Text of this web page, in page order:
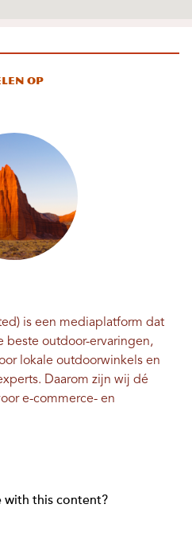
op
is een mediaplatform dat
beste outdoor-ervaringen,
lokale outdoorwinkels en
Daarom zijn wij dé
e-commerce- en